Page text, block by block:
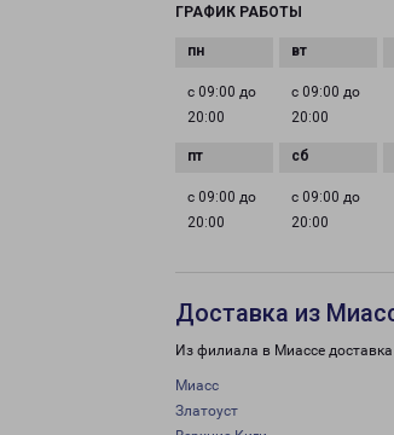
ГРАФИК РАБОТЫ
с 09:00 до
20:00
с 09:00 до
20:00
с 09:00 до
20:00
с 09:00 до
20:00
Доставка из
Из филиала в Миассе
Миасс
Златоуст